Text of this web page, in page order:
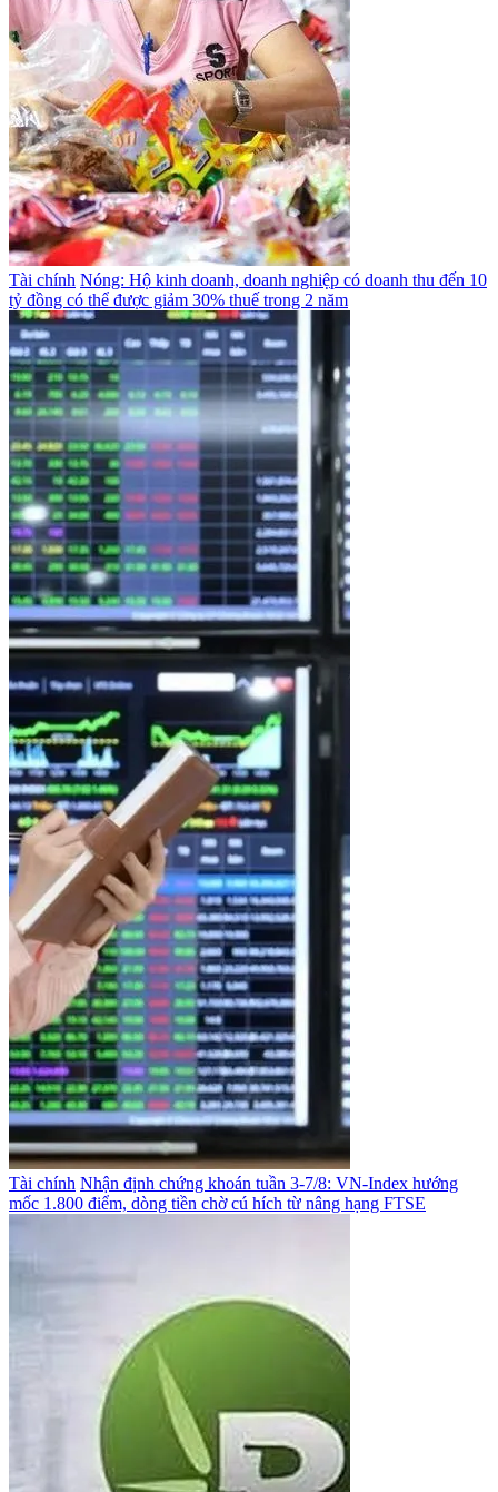
Tài chính Nóng: Hộ kinh doanh, doanh nghiệp có doanh thu đến 10
tỷ đồng có thể được giảm 30% thuế trong 2 năm
Tài chính Nhận định chứng khoán tuần 3-7/8: VN-Index hướng
mốc 1.800 điểm, dòng tiền chờ cú hích từ nâng hạng FTSE